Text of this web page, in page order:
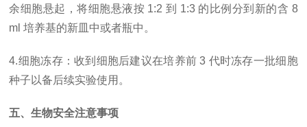
余细胞悬起，将细胞悬液按 1:2 到 1:3 的比例分到新的含 8
ml 培养基的新皿中或者瓶中。
4.细胞冻存：收到细胞后建议在培养前 3 代时冻存一批细胞
种子以备后续实验使用。
五、生物安全注意事项